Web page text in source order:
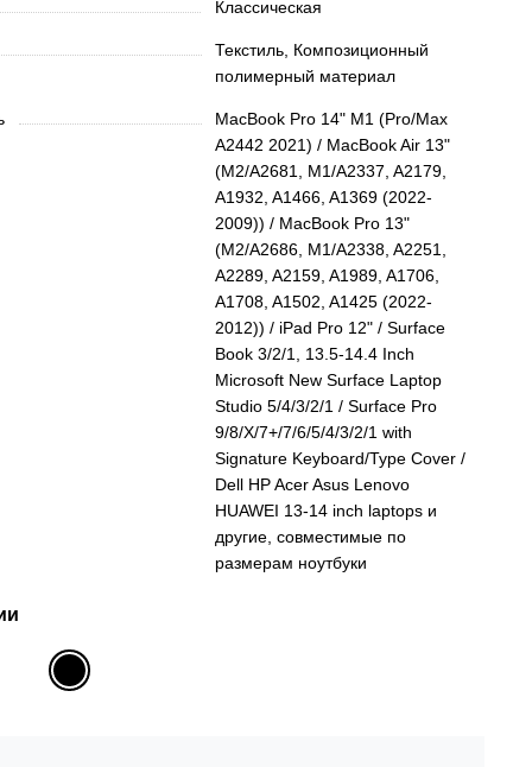
Классическая
Текстиль, Композиционный
полимерный материал
MacBook Pro 14" M1 (Pro/Max
A2442 2021) / MacBook Air 13"
(M2/A2681, M1/A2337, A2179,
A1932, A1466, A1369 (2022-
2009)) / MacBook Pro 13"
(M2/A2686, M1/A2338, A2251,
A2289, A2159, A1989, A1706,
A1708, A1502, A1425 (2022-
2012)) / iPad Pro 12" / Surface
Book 3/2/1, 13.5-14.4 Inch
Microsoft New Surface Laptop
Studio 5/4/3/2/1 / Surface Pro
9/8/X/7+/7/6/5/4/3/2/1 with
Signature Keyboard/Type Cover /
Dell HP Acer Asus Lenovo
HUAWEI 13-14 inch laptops и
другие, совместимые по
размерам ноутбуки